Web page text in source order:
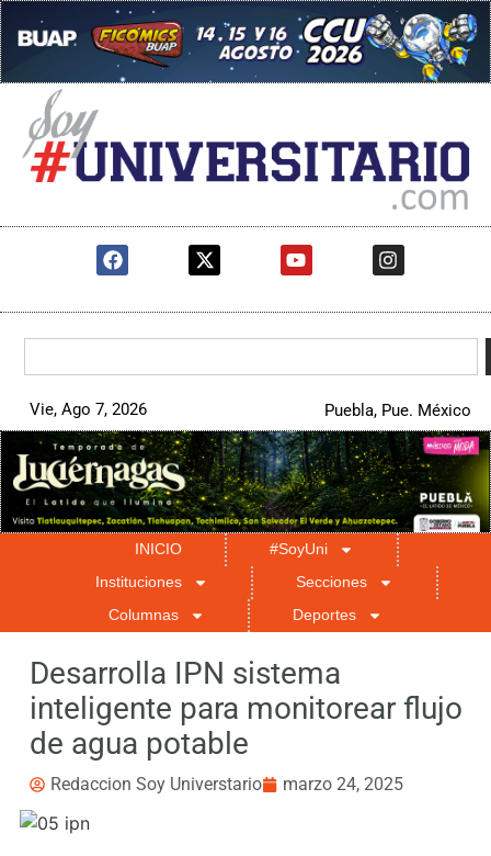
Vie, Ago 7, 2026 Puebla, Pue. México
INICIO
#SoyUni
Instituciones
Secciones
Columnas
Deportes
Desarrolla IPN sistema
inteligente para monitorear flujo
de agua potable
Redaccion Soy Universtario marzo 24, 2025